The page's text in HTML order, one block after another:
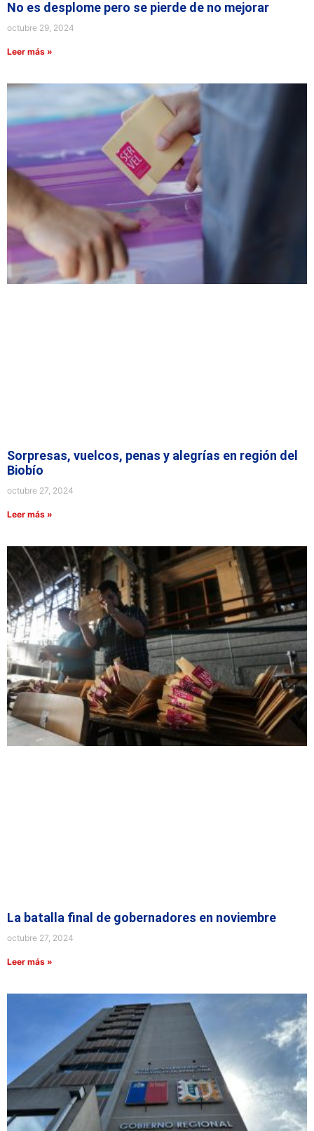
No es desplome pero se pierde de no mejorar
octubre 29, 2024
Leer más »
Sorpresas, vuelcos, penas y alegrías en región del
Biobío
octubre 27, 2024
Leer más »
La batalla final de gobernadores en noviembre
octubre 27, 2024
Leer más »